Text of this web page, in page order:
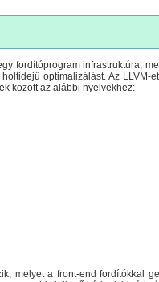
fordítóprogram infrastruktúra,
optimalizálást. Az
között az alábbi nyelvekhez:
melyet a front-end fordítókkal